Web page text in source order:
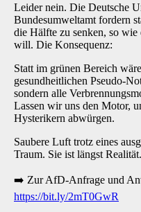
Leider nein. Die Deutsche
Bundesumweltamt fordern
die Hälfte zu senken, so wie
will. Die Konsequenz:
Statt im grünen Bereich
gesundheitlichen Pseudo-
sondern alle
Lassen wir uns den Motor,
Hysterikern abwürgen.
Saubere Luft trotz eines
Traum. Sie ist längst Realität.
➡️ Zur AfD-Anfrage und
https://bit.ly/2mT0GwR